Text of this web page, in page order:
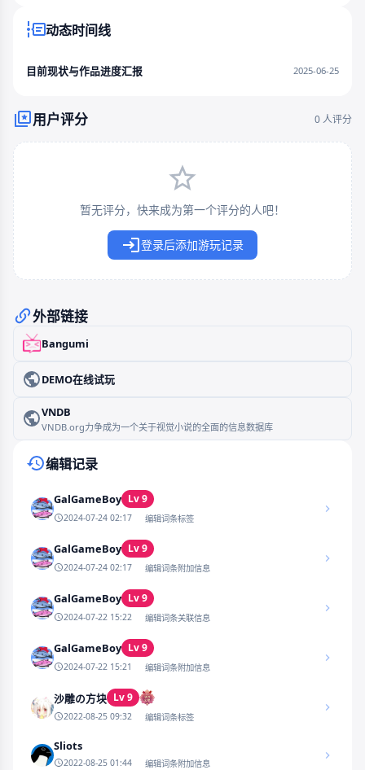
动态时间线
目前现状与作品进度汇报 2025-06-25
用户评分 0 人评分
暂无评分，快来成为第一个评分的人吧！
登录后添加游玩记录
外部链接
Bangumi
DEMO在线试玩
VNDB
VNDB.org力争成为一个关于视觉小说的全面的信息数据库
编辑记录
GalGameBoy Lv 9
2024-07-24 02:17 编辑词条标签
GalGameBoy Lv 9
2024-07-24 02:17 编辑词条附加信息
GalGameBoy Lv 9
2024-07-22 15:22 编辑词条关联信息
GalGameBoy Lv 9
2024-07-22 15:21 编辑词条附加信息
沙雕の方块 Lv 9
2022-08-25 09:32 编辑词条标签
Sliots
2022-08-25 01:44 编辑词条附加信息